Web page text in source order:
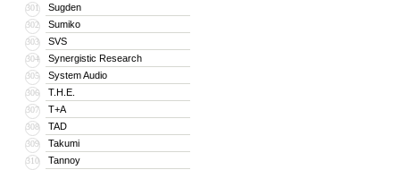
301 Sugden
302 Sumiko
303 SVS
304 Synergistic Research
305 System Audio
306 T.H.E.
307 T+A
308 TAD
309 Takumi
310 Tannoy